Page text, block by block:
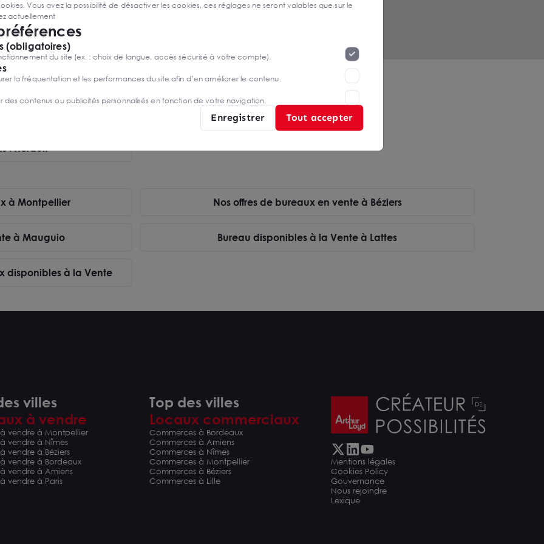
VENDRE -
MILLENAIRE
MONTPELLIER
à Lunel
de 310 m² et
m²
€ HD
l’Hérault
à Montpellier Nos offres de bureaux en vente à Béziers
à Mauguio Bureau disponibles à la Vente à Lattes
disponibles à la Vente
villes
à vendre
à vendre à Montpellier
vendre à Nîmes
vendre à Béziers
vendre à Bordeaux
vendre à Amiens
vendre à Paris
Top des villes
Locaux commerciaux
Commerces à Bordeaux
Commerces à Amiens
Commerces à Nîmes
Commerces à Montpellier
Commerces à Béziers
Commerces à Lille
Mentions légales
Cookies Policy
Gouvernance
Nous rejoindre
Lexique
Vous avez la possibilité de désactiver les cookies, ces réglages ne seront valables que sur le
actuellement
(obligatoires)
du site (ex. : choix de langue, accès sécurisé à votre compte).
la fréquentation et les performances du site afin d’en améliorer le contenu.
des contenus ou publicités personnalisés en fonction de votre navigation.
Enregistrer Tout accepter